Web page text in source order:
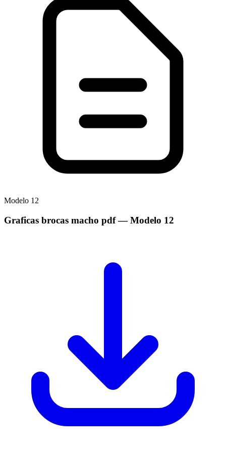
Modelo 12
Graficas brocas macho pdf— Modelo 12